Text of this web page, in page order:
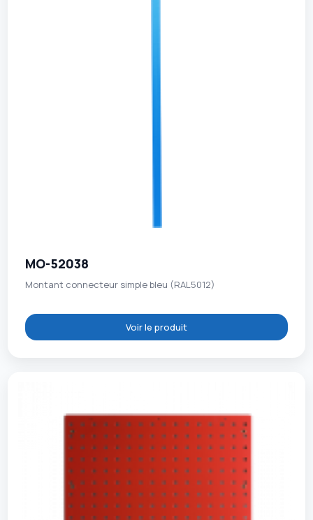
MO-52038
Montant connecteur simple bleu (RAL5012)
Voir le produit